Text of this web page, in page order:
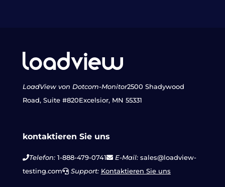
LoadView von Dotcom-Monitor2500 Shadywood
Road, Suite #820Excelsior, MN 55331
kontaktieren Sie uns
Telefon:1-888-479-0741 E-Mail:sales@loadview-
testing.com
Support: Kontaktieren Sie uns